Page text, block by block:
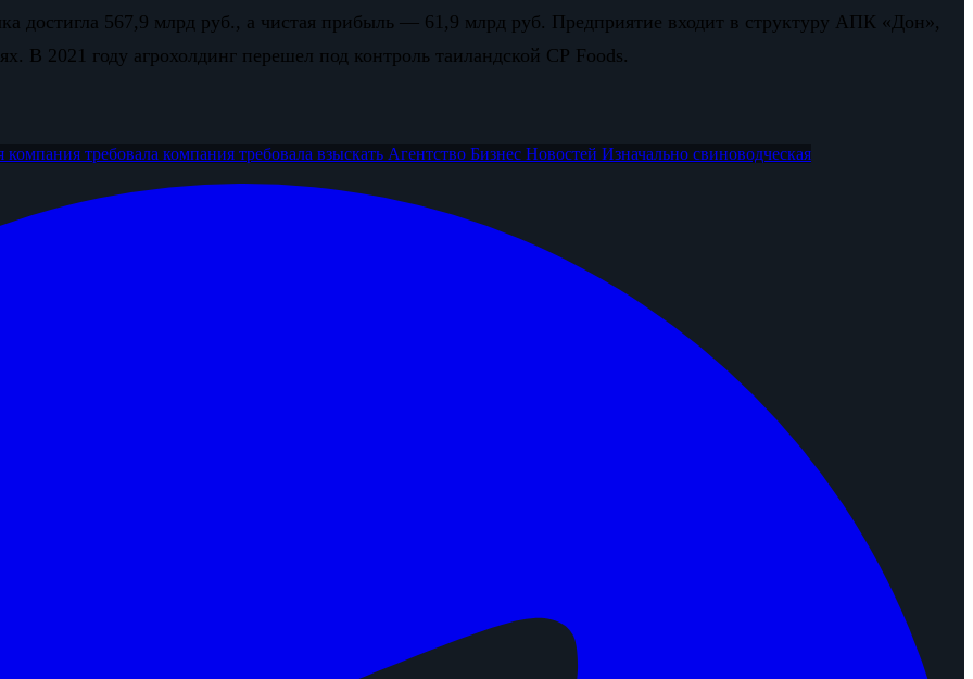
достигла 567,9 млрд руб., а чистая прибыль — 61,9 млрд руб. Предприятие входит в структуру АПК «Дон»,
В 2021 году агрохолдинг перешел под контроль таиландской CP Foods.
компания требовала компания требовала взыскать Агентство Бизнес Новостей Изначально свиноводческая